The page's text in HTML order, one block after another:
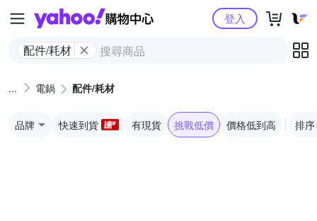
Yahoo購物中心
配件/耗材
登入
電鍋 配件/耗材
品牌 快速到貨 有現貨 挑戰低價 價格低到高 排序